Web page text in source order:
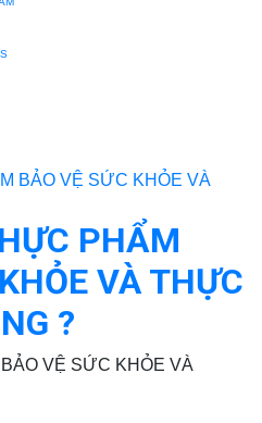
PHẨM
VÀ THỰC
?
VỆ SỨC KHỎE VÀ